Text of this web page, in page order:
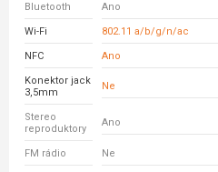
Bluetooth Ano
Wi-Fi 802.11 a/b/g/n/ac
NFC Ano
Konektor jack
3,5mm
Ne
Stereo
reproduktory
Ano
FM rádio Ne